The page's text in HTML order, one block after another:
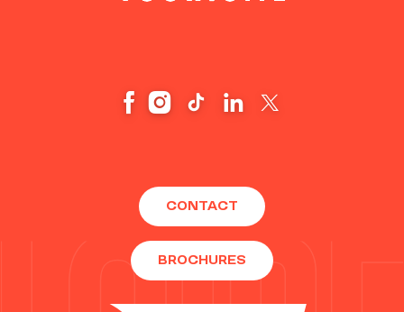
CONTACT
BROCHURES